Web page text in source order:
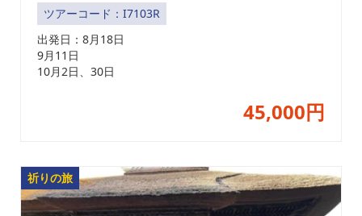
ツアーコード：I7103R
出発日： 8月18日
9月11日
10月2日、30日
45,000円
祈りの旅